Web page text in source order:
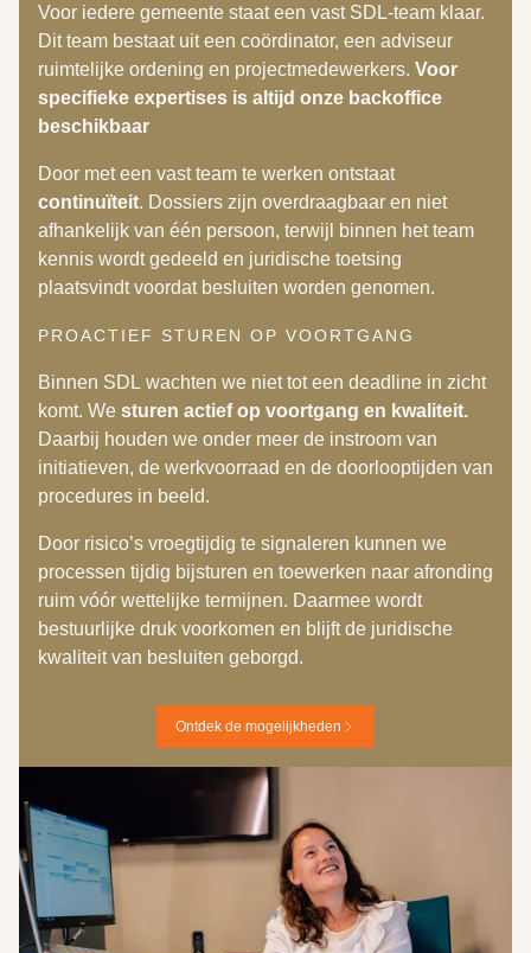
Voor iedere gemeente staat een vast SDL-team klaar.
Dit team bestaat uit een coördinator, een adviseur
ruimtelijke ordening en projectmedewerkers. Voor
specifieke expertises is altijd onze backoffice
beschikbaar
Door met een vast team te werken ontstaat
continuïteit. Dossiers zijn overdraagbaar en niet
afhankelijk van één persoon, terwijl binnen het team
kennis wordt gedeeld en juridische toetsing
plaatsvindt voordat besluiten worden genomen.
PROACTIEF STUREN OP VOORTGANG
Binnen SDL wachten we niet tot een deadline in zicht
komt. We sturen actief op voortgang en kwaliteit.
Daarbij houden we onder meer de instroom van
initiatieven, de werkvoorraad en de doorlooptijden van
procedures in beeld.
Door risico’s vroegtijdig te signaleren kunnen we
processen tijdig bijsturen en toewerken naar afronding
ruim vóór wettelijke termijnen. Daarmee wordt
bestuurlijke druk voorkomen en blijft de juridische
kwaliteit van besluiten geborgd.
Ontdek de mogelijkheden